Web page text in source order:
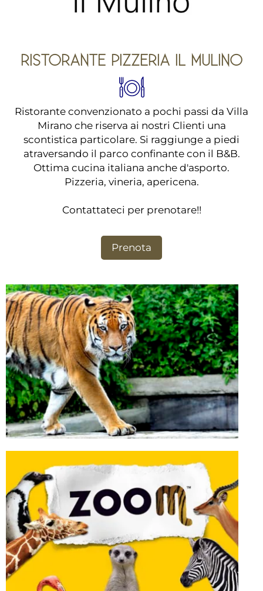
RISTORANTE PIZZERIA IL MULINO
Ristorante convenzionato a pochi passi da Villa
Mirano che riserva ai nostri Clienti una
scontistica particolare. Si raggiunge a piedi
atraversando il parco confinante con il B&B.
Ottima cucina italiana anche d'asporto.
Pizzeria, vineria, apericena.
Contattateci per prenotare!!
Prenota